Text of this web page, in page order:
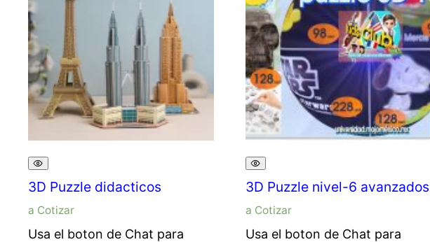
3D Puzzle didacticos
a Cotizar
Usa el boton de Chat para
3D Puzzle nivel-6 avanzados
a Cotizar
Usa el boton de Chat para